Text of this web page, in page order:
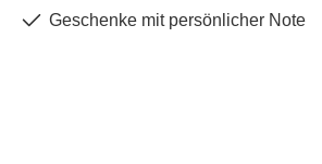
Geschenke mit persönlicher Note